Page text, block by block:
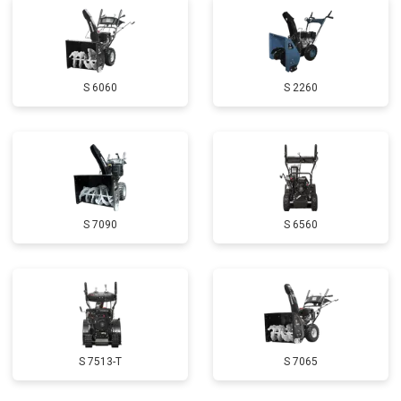
Замена глушителя от 3000 ₽ Заказать
Замена маховика от 3050 ₽
Ремонт электропроводки от 3150 ₽ Заказать
Полное ТО от 4900 ₽
Ремонт привода от 3250 ₽
Замена свечей зажигания от 1820 ₽ Заказать
Демонтаж-монтаж двигателя от 6400 ₽
Ремонт сцепления от 3800 ₽ Заказать
S 6060 S 2260
S 7090 S 6560
S 7513-T S 7065